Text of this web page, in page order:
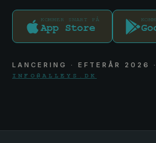
KOMMER SNART PÅ
App Store
LANCERING · EFTERÅR 2026
INFO@ALLEYS.DK